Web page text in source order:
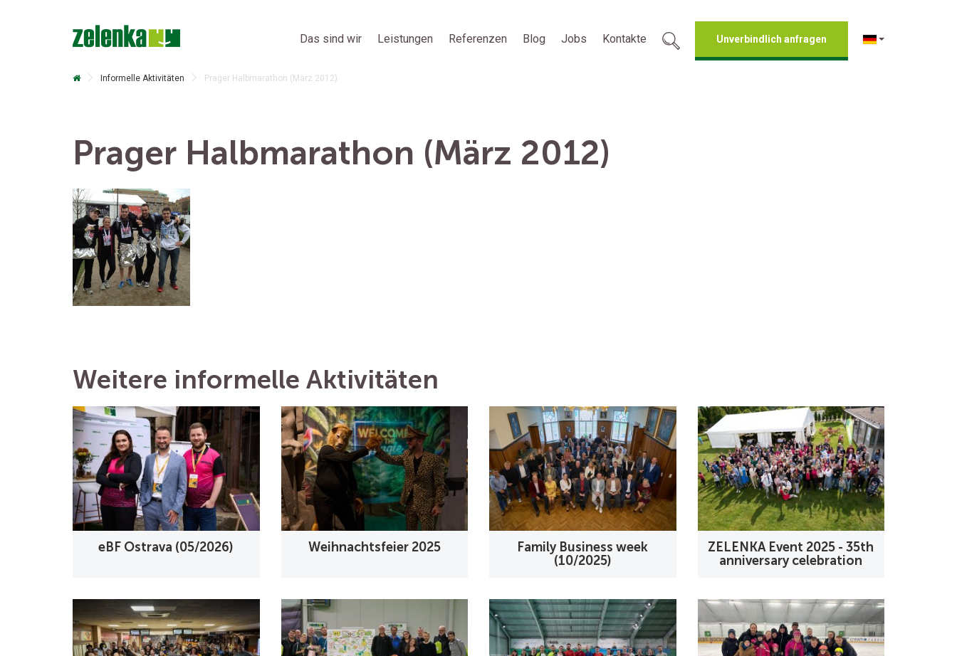
Das sind wir Leistungen Referenzen Blog Jobs Kontakte Unverbindlich anfragen
Informelle Aktivitäten Prager Halbmarathon (März 2012)
Prager Halbmarathon (März 2012)
Weitere informelle Aktivitäten
eBF Ostrava (05/2026) Weihnachtsfeier 2025
Family Business week
(10/2025)
ZELENKA Event 2025 - 35th
anniversary celebration